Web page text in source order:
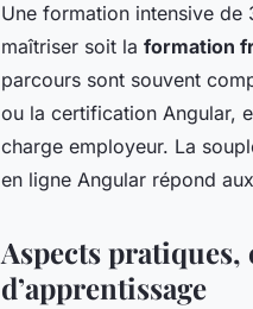
Une formation intensive de
maîtriser soit la formation
parcours sont souvent
ou la certification Angular,
charge employeur. La
en ligne Angular répond
Aspects
d’apprentissage